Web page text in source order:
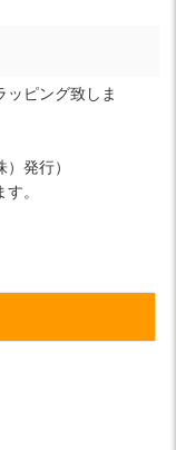
ッピング致しま
発行）
。